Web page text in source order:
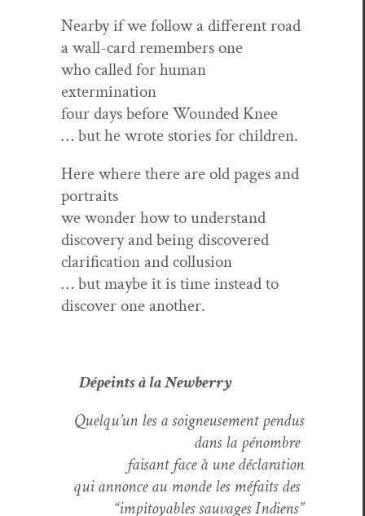
Near­by if we fol­low a dif­fer­ent road
a wall-card remem­bers one
who called for human
extermination
four days before Wound­ed Knee
… but he wrote sto­ries for children.
Here where there are old pages and
portraits
we won­der how to understand
dis­cov­ery and being discovered
clar­i­fi­ca­tion and collusion
… but maybe it is time instead to
dis­cov­er one another.
Dépeints à la New­ber­ry
Quelqu’un les a soigneuse­ment pen­dus
dans la pénom­bre
faisant face à une déclaration
qui annonce au monde les méfaits des
“impi­toy­ables sauvages Indiens”